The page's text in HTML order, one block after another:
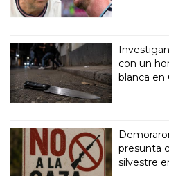
con un
blanca en
presunta
silvestre